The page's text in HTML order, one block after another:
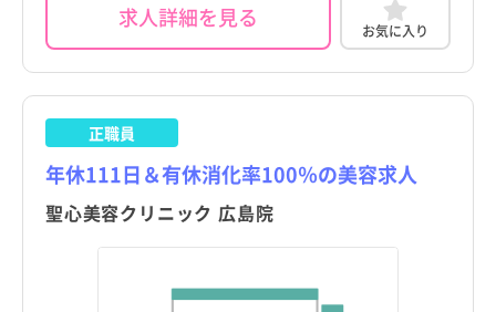
求人詳細を見る お気に入り
正職員
年休111日＆有休消化率100％の美容求人
聖心美容クリニック 広島院